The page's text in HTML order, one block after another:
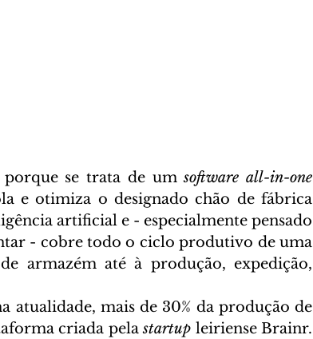
porque se trata de um software all-in-one
e otimiza o designado chão de fábrica
artificial e - especialmente pensado
- cobre todo o ciclo produtivo de uma
armazém até à produção, expedição,
atualidade, mais de 30% da produção de
criada pela startup leiriense Brainr.